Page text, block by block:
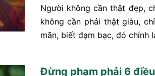
Người không cần thật đẹp,
không cần phải thật giàu,
mãn, biết đạm bạc, đó chính
Đừng phạm phải 6